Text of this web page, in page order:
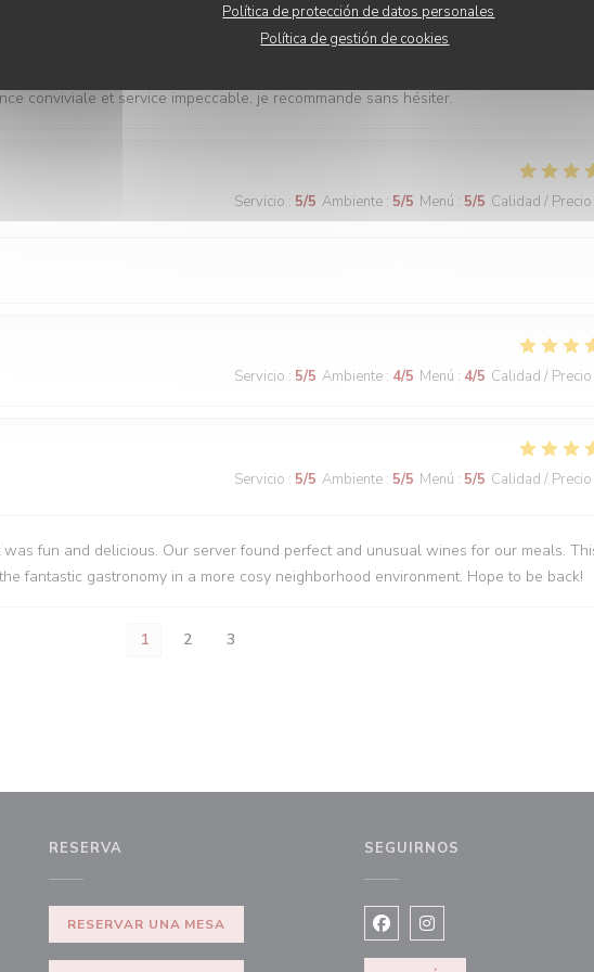
Política de protección de datos personales
Política de gestión de cookies
Servicio: Ambiente
conviviale et service impeccable, je recommande sans hésiter.
Servicio : 5/5 Ambiente : 5/5 Menú : 5/5 Calidad / Precio
Servicio : 5/5 Ambiente : 4/5 Menú : 4/5 Calidad / Precio
Servicio : 5/5 Ambiente : 5/5 Menú : 5/5 Calidad / Precio
fun and delicious. Our server found perfect and unusual wines for our meals.
fantastic gastronomy in a more cosy neighborhood environment. Hope to be back!
1 2 3
nueva ventana))
RESERVA
RESERVAR UNA MESA
SEGUIRNOS
Facebook ((abre en una
Instagram ((abre en